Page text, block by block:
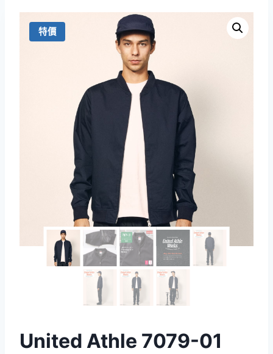
特價
United Athle 7079-01